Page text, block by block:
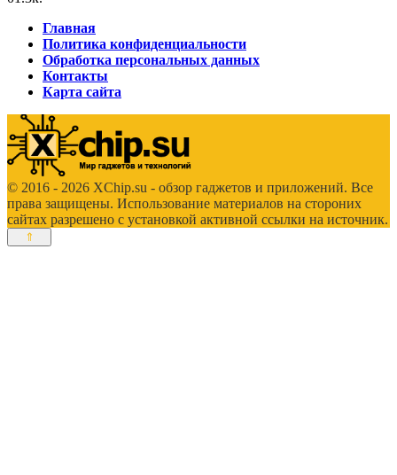
Главная
Политика конфиденциальности
Обработка персональных данных
Контакты
Карта сайта
© 2016 - 2026 XChip.su - обзор гаджетов и приложений. Все
права защищены. Использование материалов на стороних
сайтах разрешено с установкой активной ссылки на источник.